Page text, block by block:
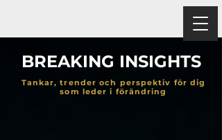
BREAKING INSIGHTS
Tankar, trender och perspektiv för dig
som leder i förändring